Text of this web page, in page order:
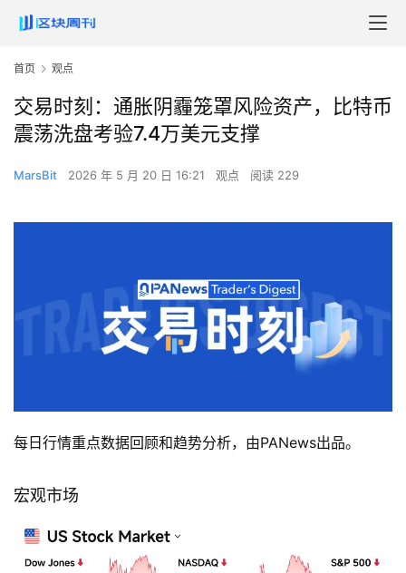
首页 观点
交易时刻：通胀阴霾笼罩风险资产，比特币
震荡洗盘考验7.4万美元支撑
MarsBit 2026 年 5 月 20 日 16:21 观点 阅读 229
每日行情重点数据回顾和趋势分析，由PANews出品。
宏观市场